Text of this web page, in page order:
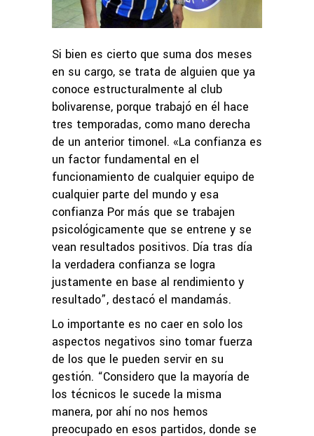
Si bien es cierto que suma dos meses
en su cargo, se trata de alguien que ya
conoce estructuralmente al club
bolivarense, porque trabajó en él hace
tres temporadas, como mano derecha
de un anterior timonel. «La confianza es
un factor fundamental en el
funcionamiento de cualquier equipo de
cualquier parte del mundo y esa
confianza Por más que se trabajen
psicológicamente que se entrene y se
vean resultados positivos. Día tras día
la verdadera confianza se logra
justamente en base al rendimiento y
resultado”, destacó el mandamás.
Lo importante es no caer en solo los
aspectos negativos sino tomar fuerza
de los que le pueden servir en su
gestión. “Considero que la mayoría de
los técnicos le sucede la misma
manera, por ahí no nos hemos
preocupado en esos partidos, donde se